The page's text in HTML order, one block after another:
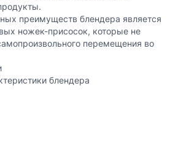
преимуществ блендера является
ножек-присосок, которые не
перемещения во
блендера